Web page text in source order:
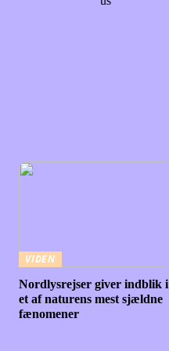
VIDEN
Nordlysrejser giver indblik i
et af naturens mest sjældne
fænomener